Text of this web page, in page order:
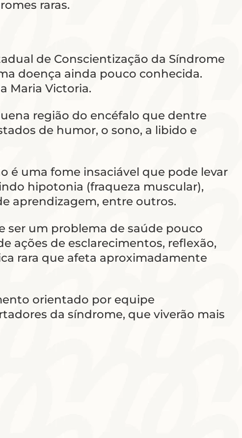
raras.
de Conscientização da Síndrome
doença ainda pouco conhecida.
Maria Victoria.
região do encéfalo que dentre
de humor, o sono, a libido e
é uma fome insaciável que pode levar
hipotonia (fraqueza muscular),
aprendizagem, entre outros.
ser um problema de saúde pouco
ações de esclarecimentos, reflexão,
rara que afeta aproximadamente
orientado por equipe
da síndrome, que viverão mais